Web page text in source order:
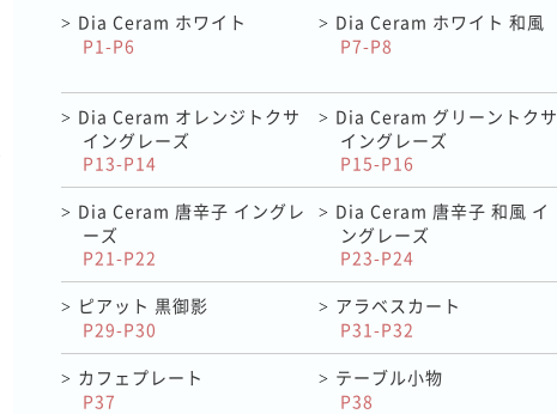
> Dia Ceram ホワイト
P1-P6
> Dia Ceram ホワイト 和風
P7-P8
> Dia Ceram オレンジトクサ
イングレーズ
P13-P14
> Dia Ceram グリーントクサ
イングレーズ
P15-P16
> Dia Ceram 唐辛子 イングレ
ーズ
P21-P22
> Dia Ceram 唐辛子 和風 イ
ングレーズ
P23-P24
> ピアット 黒御影
P29-P30
> アラベスカート
P31-P32
> カフェプレート
P37
> テーブル小物
P38